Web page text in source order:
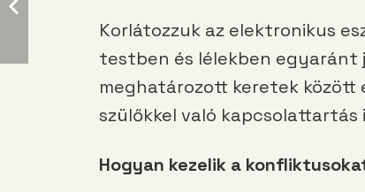
Korlátozzuk az elektronikus
testben és lélekben egyaránt
meghatározott keretek között
szülőkkel való
Hogyan kezelik a